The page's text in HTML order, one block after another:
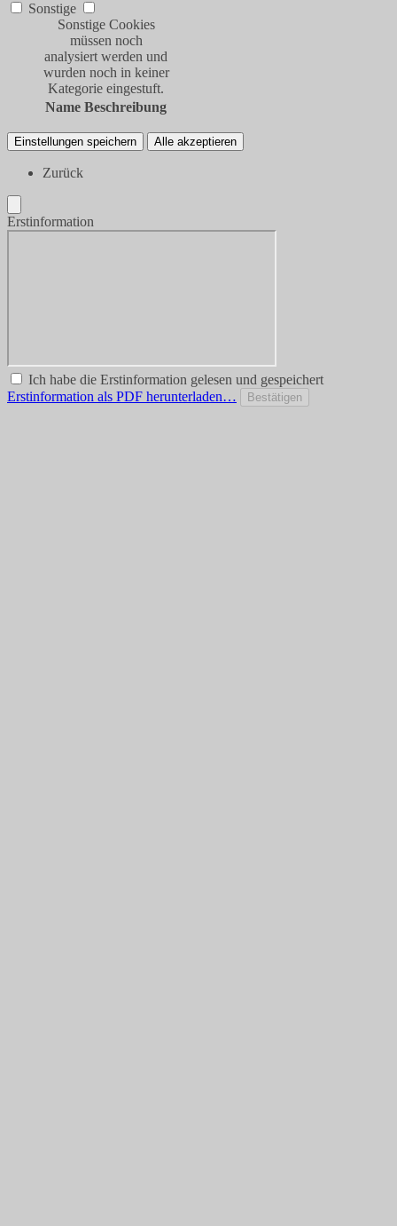
Sonstige
Sonstige Cookies
müssen noch
analysiert werden und
wurden noch in keiner
Kategorie eingestuft.
Name Beschreibung
Einstellungen speichern Alle akzeptieren
Zurück
Erstinformation
Ich habe die Erstinformation gelesen und gespeichert
Erstinformation als PDF herunterladen…
Bestätigen